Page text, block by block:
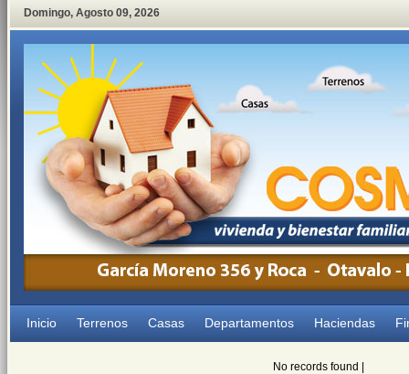
Domingo, Agosto 09, 2026
Inicio Terrenos Casas Departamentos Haciendas
No records found |